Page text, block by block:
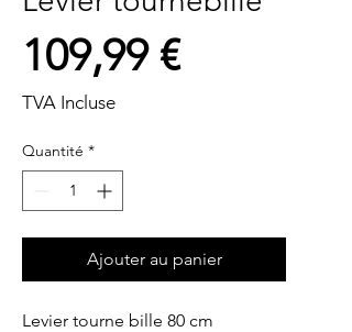
109,99 €Prix
TVA Incluse
Quantité *
Ajouter au panier
Levier tourne bille 80 cm